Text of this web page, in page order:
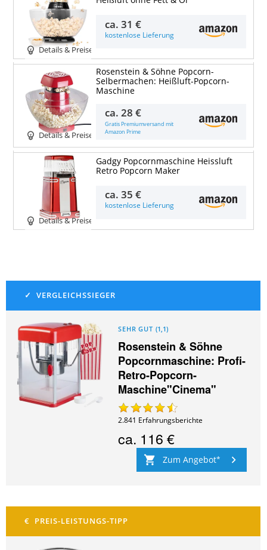
Details & Preise
ca.31 €
kostenlose Lieferung
Details & Preise
Rosenstein & Söhne Popcorn-
Selbermachen: Heißluft-Popcorn-
Maschine
ca.28 €
Gratis Premiumversand mit
Amazon Prime
Details & Preise
Gadgy Popcornmaschine Heissluft
Retro Popcorn Maker
ca.35 €
kostenlose Lieferung
SEHR GUT (1,1)
Rosenstein & Söhne
Popcornmaschine: Profi-
Retro-Popcorn-
Maschine"Cinema"
2.841 Erfahrungsberichte
ca. 116 €
Zum Angebot